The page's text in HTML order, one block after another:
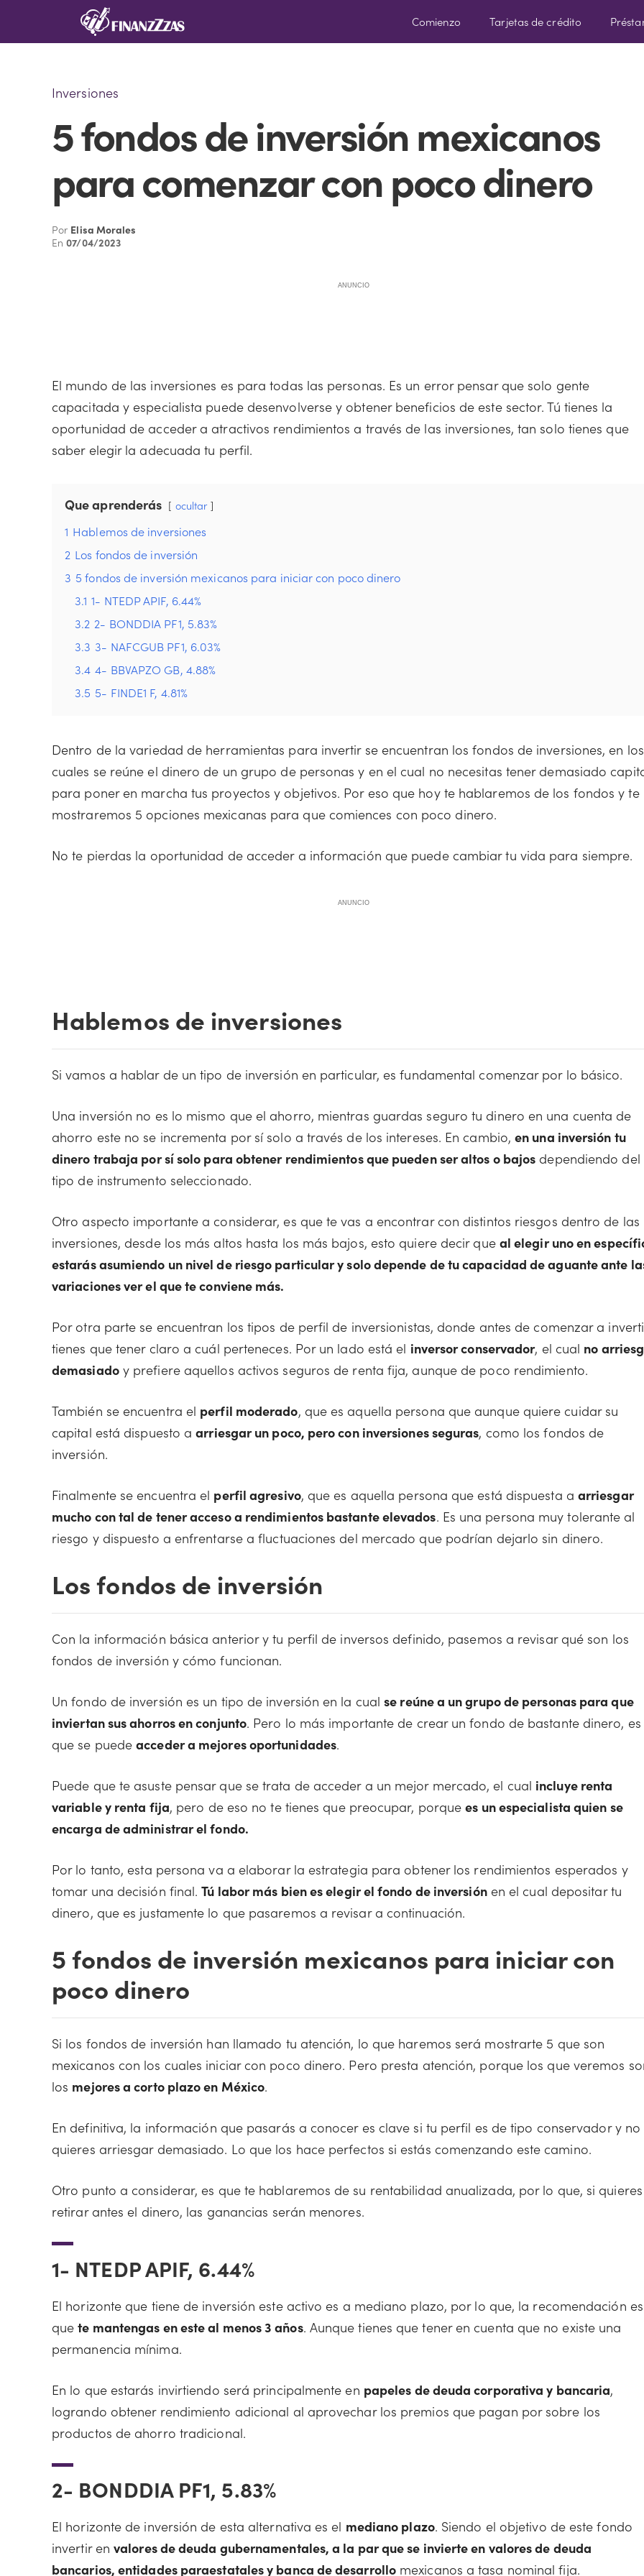
Comienzo Tarjetas de crédito
Inversiones
5 fondos de inversión mexicanos
para comenzar con poco dinero
Por Elisa Morales
En07/04/2023
ANUNCIO
El mundo de las inversiones es para todas las personas. Es un error pensar que solo gente
capacitada y especialista puede desenvolverse y obtener beneficios de este sector. Tú tienes la
oportunidad de acceder a atractivos rendimientos a través de las inversiones, tan solo tienes que
saber elegir la adecuada tu perfil.
Que aprenderás ocultar
1 Hablemos de inversiones
2 Los fondos de inversión
3 5 fondos de inversión mexicanos para iniciar con poco dinero
3.1 1- NTEDP APIF, 6.44%
3.2 2- BONDDIA PF1, 5.83%
3.3 3- NAFCGUB PF1, 6.03%
3.4 4- BBVAPZO GB, 4.88%
3.5 5- FINDE1 F, 4.81%
Dentro de la variedad de herramientas para invertir se encuentran los fondos de inversiones, en los
cuales se reúne el dinero de un grupo de personas y en el cual no necesitas tener demasiado
para poner en marcha tus proyectos y objetivos. Por eso que hoy te hablaremos de los fondos y te
mostraremos 5 opciones mexicanas para que comiences con poco dinero.
No te pierdas la oportunidad de acceder a información que puede cambiar tu vida para siempre.
ANUNCIO
Hablemos de inversiones
Si vamos a hablar de un tipo de inversión en particular, es fundamental comenzar por lo básico.
Una inversión no es lo mismo que el ahorro, mientras guardas seguro tu dinero en una cuenta de
ahorro este no se incrementa por sí solo a través de los intereses. En cambio,en una inversión tu
dinero trabaja por sí solo para obtener rendimientos que pueden ser altos o bajos dependiendo del
tipo de instrumento seleccionado.
Otro aspecto importante a considerar, es que te vas a encontrar con distintos riesgos dentro de las
inversiones, desde los más altos hasta los más bajos, esto quiere decir que al elegir uno en
estarás asumiendo un nivel de riesgo particular y solo depende de tu capacidad de aguante ante
variaciones ver el que te conviene más.
Por otra parte se encuentran los tipos de perfil de inversionistas, donde antes de comenzar a
tienes que tener claro a cuál perteneces. Por un lado está el inversor conservador, el cual no
demasiadoy prefiere aquellos activos seguros de renta fija, aunque de poco rendimiento.
También se encuentra el perfil moderado, que es aquella persona que aunque quiere cuidar su
capital está dispuesto aarriesgar un poco, pero con inversiones seguras, como los fondos de
inversión.
Finalmente se encuentra el perfil agresivo, que es aquella persona que está dispuesta a arriesgar
mucho con tal de tener acceso a rendimientos bastante elevados. Es una persona muy tolerante al
riesgo y dispuesto a enfrentarse a fluctuaciones del mercado que podrían dejarlo sin dinero.
Los fondos de inversión
Con la información básica anterior y tu perfil de inversos definido, pasemos a revisar qué son los
fondos de inversión y cómo funcionan.
Un fondo de inversión es un tipo de inversión en la cualse reúne a un grupo de personas para que
inviertan sus ahorros en conjunto. Pero lo más importante de crear un fondo de bastante dinero, es
que se puedeacceder a mejores oportunidades.
Puede que te asuste pensar que se trata de acceder a un mejor mercado, el cual incluye renta
variable y renta fija, pero de eso no te tienes que preocupar, porquees un especialista quien se
encarga de administrar el fondo.
Por lo tanto, esta persona va a elaborar la estrategia para obtener los rendimientos esperados y
tomar una decisión final.Tú labor más bien es elegir el fondo de inversiónen el cual depositar tu
dinero, que es justamente lo que pasaremos a revisar a continuación.
5 fondos de inversión mexicanos para iniciar con
poco dinero
Si los fondos de inversión han llamado tu atención, lo que haremos será mostrarte 5 que son
mexicanos con los cuales iniciar con poco dinero. Pero presta atención, porque los que veremos
los mejores a corto plazo en México.
En definitiva, la información que pasarás a conocer es clave si tu perfil es de tipo conservador y no
quieres arriesgar demasiado. Lo que los hace perfectos si estás comenzando este camino.
Otro punto a considerar, es que te hablaremos de su rentabilidad anualizada, por lo que, si quieres
retirar antes el dinero, las ganancias serán menores.
1- NTEDP APIF, 6.44%
El horizonte que tiene de inversión este activo es a mediano plazo, por lo que, la recomendación es
quete mantengas en este al menos 3 años. Aunque tienes que tener en cuenta que no existe una
permanencia mínima.
En lo que estarás invirtiendo será principalmente en papeles de deuda corporativa y bancaria,
logrando obtener rendimiento adicional al aprovechar los premios que pagan por sobre los
productos de ahorro tradicional.
2- BONDDIA PF1, 5.83%
El horizonte de inversión de esta alternativa es el mediano plazo. Siendo el objetivo de este fondo
invertir envalores de deuda gubernamentales, a la par que se invierte en valores de deuda
bancarios, entidades paraestatales y banca de desarrollo mexicanos a tasa nominal fija.